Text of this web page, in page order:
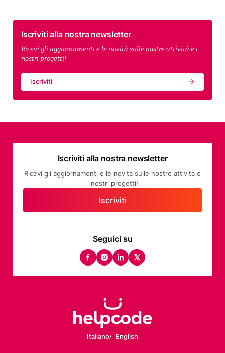
Iscriviti alla nostra newsletter
Ricevi gli aggiornamenti e le novità sulle nostre attività e i
nostri progetti!
Iscriviti
Seguici su
facebook
instagram
linkedin
twitter
Iscriviti alla nostra newsletter
Ricevi gli aggiornamenti e le novità sulle nostre attività e
i nostri progetti!
Iscriviti
Italiano English